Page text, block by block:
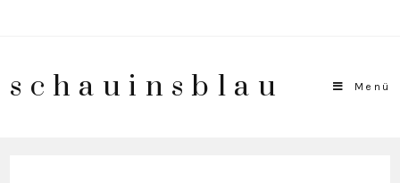
schauinsblau Menü